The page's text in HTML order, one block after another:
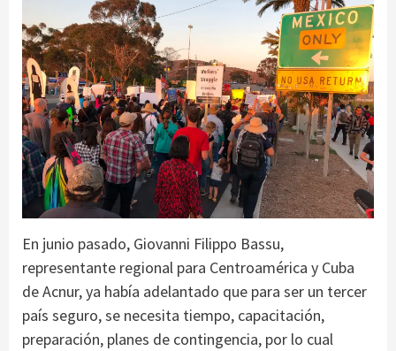
En junio pasado, Giovanni Filippo Bassu,
representante regional para Centroamérica y Cuba
de Acnur, ya había adelantado que para ser un tercer
país seguro, se necesita tiempo, capacitación,
preparación, planes de contingencia, por lo cual